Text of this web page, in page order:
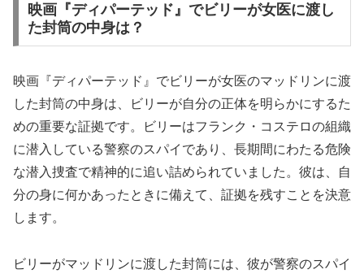
映画『ディパーテッド』でビリーが女医に渡し
た封筒の中身は？
映画『ディパーテッド』でビリーが女医のマッドリンに渡
した封筒の中身は、ビリーが自分の正体を明らかにするた
めの重要な証拠です。ビリーはフランク・コステロの組織
に潜入している警察のスパイであり、長期間にわたる危険
な潜入捜査で精神的に追い詰められていました。彼は、自
分の身に何かあったときに備えて、証拠を残すことを決意
します。
ビリーがマッドリンに渡した封筒には、彼が警察のスパイ